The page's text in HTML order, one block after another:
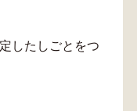
したしごとをつ